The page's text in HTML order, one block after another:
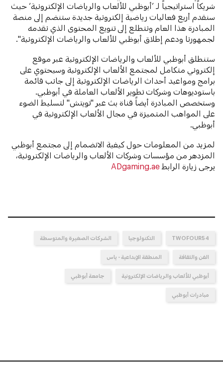
شريكاً استراتيجياً لـ ’أبوظبي للألعاب والرياضات الإلكترونية‘ حيث
سنقدم أربع فعاليات رياضية إلكترونية جديدة ستنضم إلى منصة
المبادرة هذا العام ونتطلع إلى تنويع المحتوى الذي نقدمه
لجمهورنا ودعم إطلاق أبوظبي للألعاب والرياضات الإلكترونية".
ستنطلق أبوظبي للألعاب والرياضات الإلكترونية عبر موقع
إلكتروني متكامل لمجتمع الألعاب الإلكترونية وسيحتوي على
برامج ومواعيد أحداث الرياضات الإلكترونية إلى جانب قائمة
باستوديوهات وشركات تطوير الألعاب العاملة في أبوظبي.
وستخصص المبادرة أيضاً قناة بث عبر "تويتش" لتسليط الضوء
على المواهب المتميزة في مجال الألعاب الإلكترونية في
أبوظبي.
لمزيد من المعلومات حول كيفية الانضمام إلى مجتمع أبوظبي
المزدهر من مؤسسات وشركات الألعاب والرياضات الإلكترونية،
يرجى زيارة الرابط ADgaming.ae
TWOFOUR54 التكنولوجيا الشركات الصغيرة والمتوسطة
الفن والثقافة المنطقة الإبداعية - ياس
أبوظبي للألعاب والرياضات الإلكترونية جامعة أبوظبي
مبادرات أبوظبي